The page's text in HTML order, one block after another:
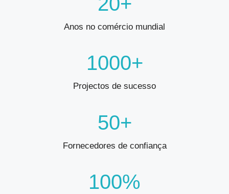
Anos no comércio mundial
1000+
Projectos de sucesso
50+
Fornecedores de confiança
100%